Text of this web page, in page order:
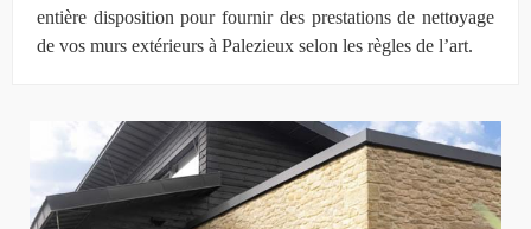
entière disposition pour fournir des prestations de nettoyage
de vos murs extérieurs à Palezieux selon les règles de l’art.